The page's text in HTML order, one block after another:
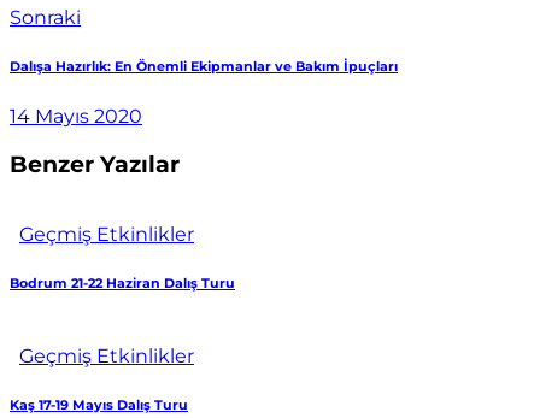
Sonraki
Dalışa Hazırlık: En Önemli Ekipmanlar ve Bakım İpuçları
14 Mayıs 2020
Benzer Yazılar
Geçmiş Etkinlikler
Bodrum 21-22 Haziran Dalış Turu
Geçmiş Etkinlikler
Kaş 17-19 Mayıs Dalış Turu